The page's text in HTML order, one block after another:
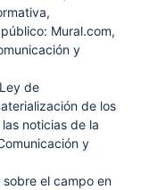
Mural.com,
y
de
de los
noticias de la
y
el campo en